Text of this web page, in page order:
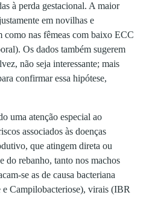
à perda gestacional. A maior
em novilhas e
como nas fêmeas com baixo ECC
Os dados também sugerem
não seja interessante; mais
confirmar essa hipótese,
uma atenção especial ao
associados às doenças
que atingem direta ou
do rebanho, tanto nos machos
se as de causa bacteriana
e Campilobacteriose), virais (IBR